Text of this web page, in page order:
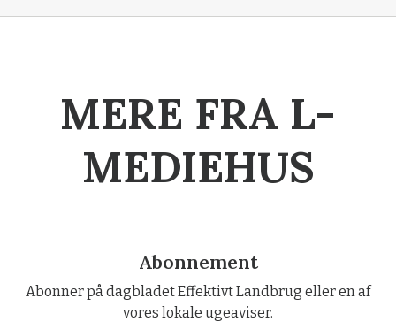
MERE FRA L-
MEDIEHUS
Abonnement
Abonner på dagbladet Effektivt Landbrug eller en af
vores lokale ugeaviser.